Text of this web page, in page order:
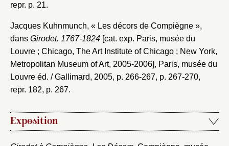
repr. p. 21.
Jacques Kuhnmunch, « Les décors de Compiègne »,
dans Girodet. 1767-1824 [cat. exp. Paris, musée du
Louvre ; Chicago, The Art Institute of Chicago ; New York,
Metropolitan Museum of Art, 2005-2006], Paris, musée du
Louvre éd. / Gallimard, 2005, p. 266-267, p. 267-270,
repr. 182, p. 267.
Exposition